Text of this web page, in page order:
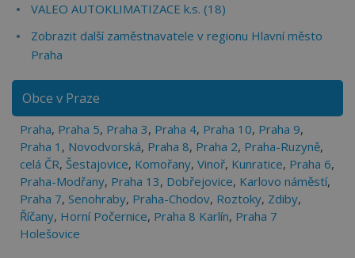
VALEO AUTOKLIMATIZACE k.s. (18)
Zobrazit další zaměstnavatele v regionu Hlavní město
Praha
Obce v Praze
Praha, Praha 5, Praha 3, Praha 4, Praha 10, Praha 9,
Praha 1 , Novodvorská, Praha 8, Praha 2, Praha-Ruzyně,
celá ČR, Šestajovice, Komořany, Vinoř, Kunratice, Praha 6,
Praha-Modřany, Praha 13, Dobřejovice, Karlovo náměstí,
Praha 7, Senohraby, Praha-Chodov, Roztoky, Zdiby,
Říčany, Horní Počernice, Praha 8 Karlín, Praha 7
Holešovice